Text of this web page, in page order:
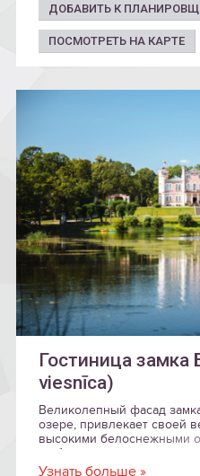
ДОБАВИТЬ К
ПОСМОТРЕТЬ НА КАРТЕ
Гостиница замка
viesnīca)
Великолепный фасад
озере, привлекает своей
высокими белоснежными
любви.
Узнать больше »